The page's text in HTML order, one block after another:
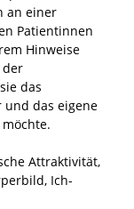
an einer
Patientinnen
Hinweise
der
das
und das eigene
Attraktivität,
Ich-